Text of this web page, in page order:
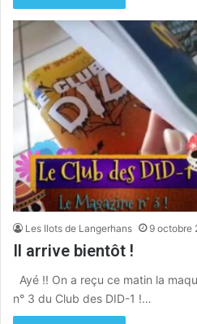
Les Ilots de Langerhans 9 octobre
Il arrive bientôt !
Ayé !! On a reçu ce matin la
n° 3 du Club des DID-1 !…